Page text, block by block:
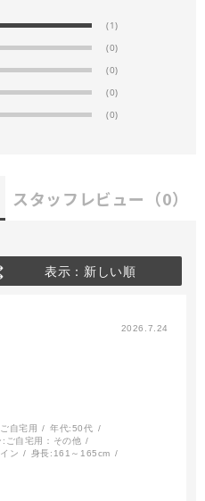
(1)
(0)
(0)
(0)
(0)
スタッフレビュー （0）
表示：新しい順
2026.7.24
ご自宅用 年代:50代
: ご自宅用：その他
ン 身長: 161～165cm